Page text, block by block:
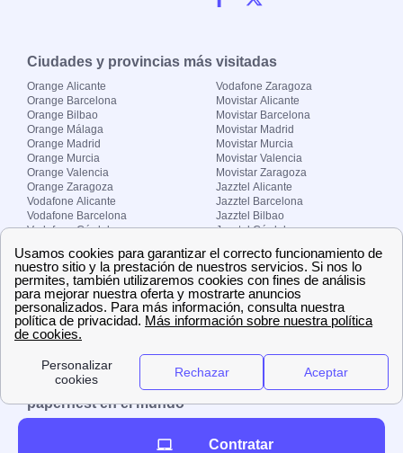
Ciudades y provincias más visitadas
Orange Alicante
Orange Barcelona
Orange Bilbao
Orange Málaga
Orange Madrid
Orange Murcia
Orange Valencia
Orange Zaragoza
Vodafone Alicante
Vodafone Barcelona
Vodafone Córdoba
Vodafone Madrid
Vodafone Murcia
Vodafone Valencia
Vodafone Zaragoza
Movistar Alicante
Movistar Barcelona
Movistar Madrid
Movistar Murcia
Movistar Valencia
Movistar Zaragoza
Jazztel Alicante
Jazztel Barcelona
Jazztel Bilbao
Jazztel Córdoba
Jazztel Málaga
Jazztel Valencia
Jazztel Zaragoza
Sobre Zona-internet.com
¿Quiénes somos?
El grupo papernest
Aviso legal Nuestras ofertas de trabajo
papernest en el mundo
Reino Unido
Contratar